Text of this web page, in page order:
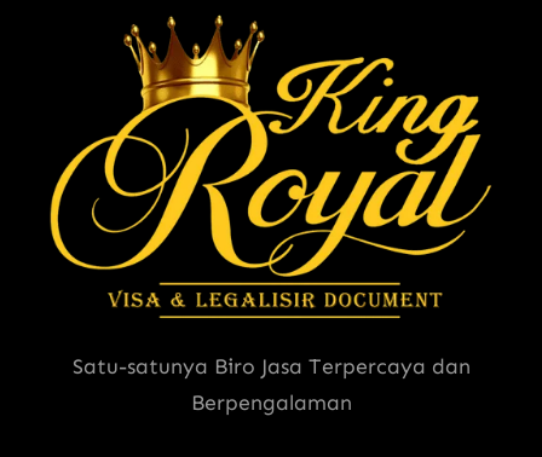
Satu-satunya Biro Jasa Terpercaya dan
Berpengalaman